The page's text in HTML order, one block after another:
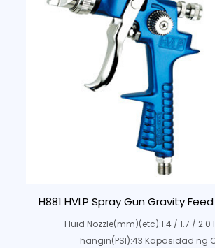
H881 HVLP Spray Gun Gravity
Fluid Nozzle(mm)(etc):1.4 / 1.7 / 2.0
hangin(PSI):43 Kapasidad ng